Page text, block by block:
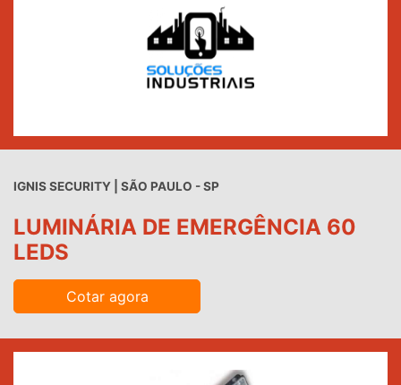
IGNIS SECURITY | SÃO PAULO - SP
LUMINÁRIA DE EMERGÊNCIA 60
LEDS
Cotar agora